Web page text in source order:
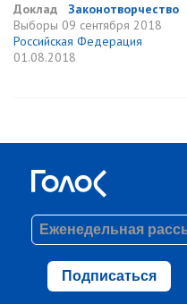
Доклад
Законотворчество
Выборы 09 сентября 2018
Российская Федерация
01.08.2018
Подписаться